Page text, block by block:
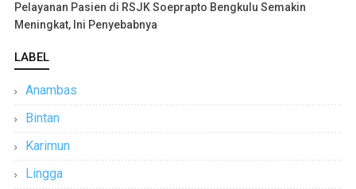
Pelayanan Pasien di RSJK Soeprapto Bengkulu Semakin
Meningkat, Ini Penyebabnya
LABEL
Anambas
Bintan
Karimun
Lingga